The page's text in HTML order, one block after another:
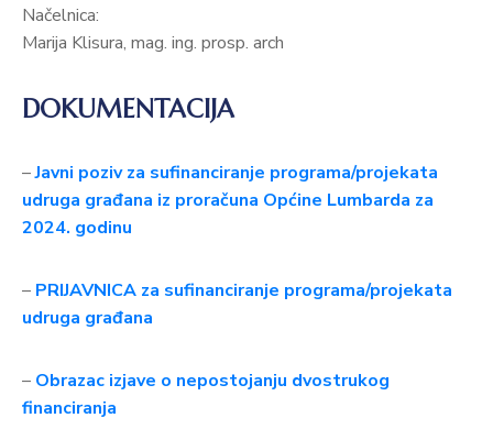
Načelnica:
Marija Klisura, mag. ing. prosp. arch
DOKUMENTACIJA
–Javni poziv za sufinanciranje programa/projekata
udruga građana iz proračuna Općine Lumbarda za
2024. godinu
– PRIJAVNICA za sufinanciranje programa/projekata
udruga građana
– Obrazac izjave o nepostojanju dvostrukog
financiranja